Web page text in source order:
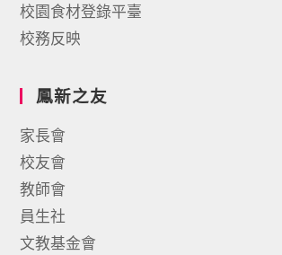
校園食材登錄平臺
校務反映
鳳新之友
家長會
校友會
教師會
員生社
文教基金會